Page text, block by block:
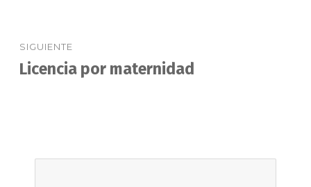
SIGUIENTE
Entrada
Licencia por maternidad